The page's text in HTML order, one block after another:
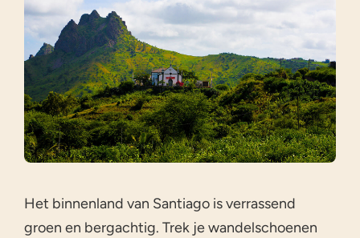
Het binnenland van Santiago is verrassend
groen en bergachtig. Trek je wandelschoenen